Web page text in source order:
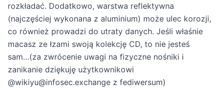
rozkładać. Dodatkowo, warstwa reflektywna
(najczęściej wykonana z aluminium) może ulec korozji,
co również prowadzi do utraty danych. Jeśli właśnie
macasz ze łzami swoją kolekcję CD, to nie jesteś
sam…(za zwrócenie uwagi na fizyczne nośniki i
zanikanie dziękuję użytkownikowi
@wikiyu@infosec.exchange z fediwersum)